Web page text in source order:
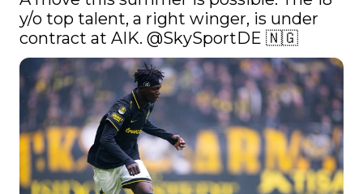
y/o top talent, a right winger, is under
contract at AIK. @SkySportDE 🇳🇬